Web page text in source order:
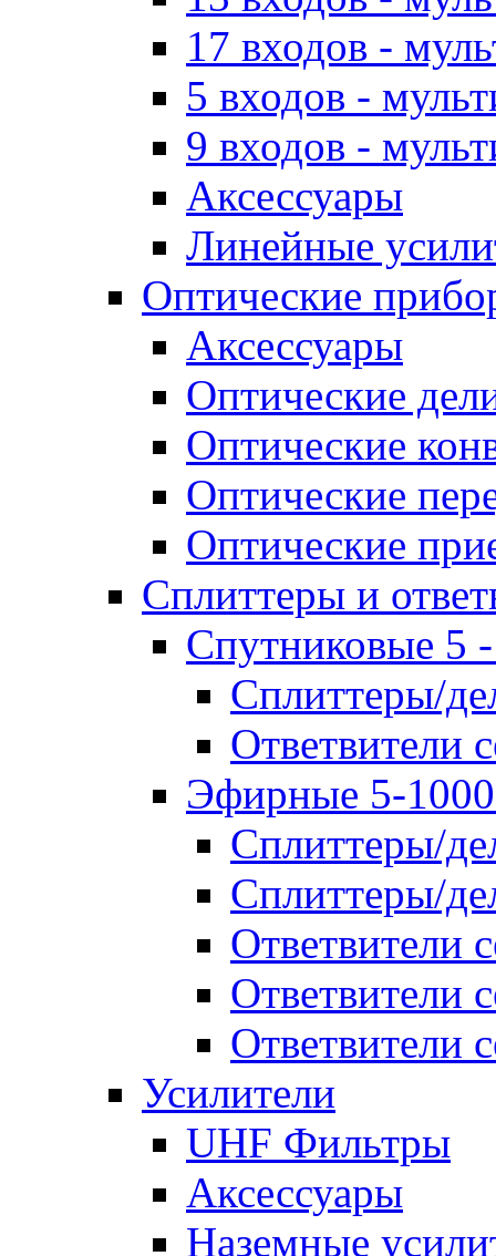
17 входов -
5 входов -
9 входов -
Аксессуары
Линейные
Оптические
Аксессуары
Оптические
Оптические
Оптические
Оптические
Сплиттеры и
Спутниковые 5
Cплиттеры/
Ответвители
Эфирные 5-
Cплиттеры/
Cплиттеры/
Ответвители
Ответвители
Ответвители
Усилители
UHF Фильтры
Аксессуары
Наземные